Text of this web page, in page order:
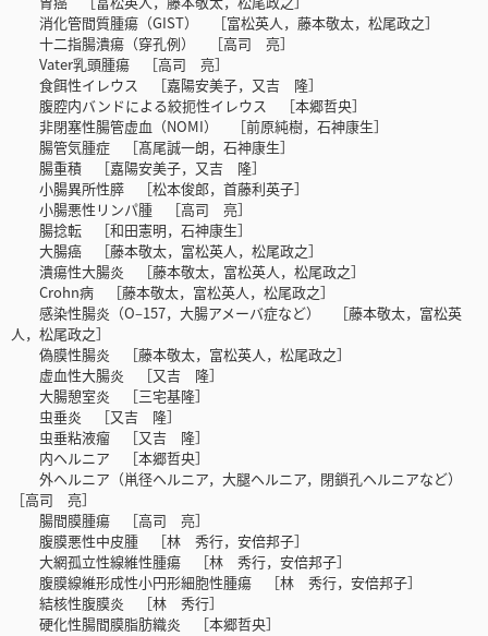
消化管間質腫瘍（GIST） ［富松英人，藤本敬太，松尾政之］
十二指腸潰瘍（穿孔例） ［高司 亮］
Vater乳頭腫瘍 ［高司 亮］
食餌性イレウス ［嘉陽安美子，又吉 隆］
腹腔内バンドによる絞扼性イレウス ［本郷哲央］
非閉塞性腸管虚血（NOMI） ［前原純樹，石神康生］
腸管気腫症 ［髙尾誠一朗，石神康生］
腸重積 ［嘉陽安美子，又吉 隆］
小腸異所性膵 ［松本俊郎，首藤利英子］
小腸悪性リンパ腫 ［高司 亮］
腸捻転 ［和田憲明，石神康生］
大腸癌 ［藤本敬太，富松英人，松尾政之］
潰瘍性大腸炎 ［藤本敬太，富松英人，松尾政之］
Crohn病 ［藤本敬太，富松英人，松尾政之］
感染性腸炎（O‒157，大腸アメーバ症など） ［藤本敬太，富松英
人，松尾政之］
偽膜性腸炎 ［藤本敬太，富松英人，松尾政之］
虚血性大腸炎 ［又吉 隆］
大腸憩室炎 ［三宅基隆］
虫垂炎 ［又吉 隆］
虫垂粘液瘤 ［又吉 隆］
内ヘルニア ［本郷哲央］
外ヘルニア（鼡径ヘルニア，大腿ヘルニア，閉鎖孔ヘルニアなど）
［高司 亮］
腸間膜腫瘍 ［高司 亮］
腹膜悪性中皮腫 ［林 秀行，安倍邦子］
大網孤立性線維性腫瘍 ［林 秀行，安倍邦子］
腹膜線維形成性小円形細胞性腫瘍 ［林 秀行，安倍邦子］
結核性腹膜炎 ［林 秀行］
硬化性腸間膜脂肪織炎 ［本郷哲央］